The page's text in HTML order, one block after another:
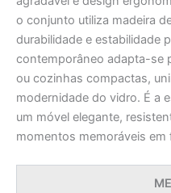
o conjunto utiliza madeira
durabilidade e estabilidade
contemporâneo adapta-se
ou cozinhas compactas,
modernidade do vidro. É a
um móvel elegante,
momentos memoráveis em